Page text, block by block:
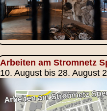
Arbeiten am Stromnetz
10. August bis 28. August